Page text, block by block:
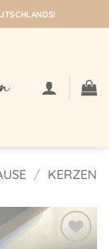
/ KERZEN